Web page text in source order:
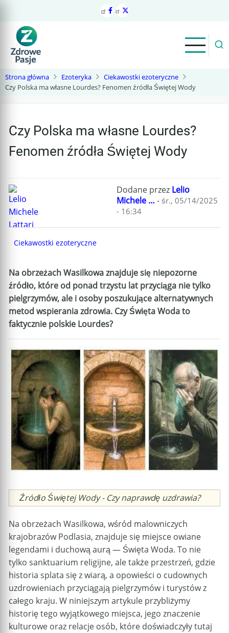
treści
Strona główna Ezoteryka
Ciekawostki ezoteryczne
Czy Polska ma własne Lourdes? Fenomen źródła Świętej Wody
Czy Polska ma własne Lourdes?
Fenomen źródła Świętej Wody
Dodane przez Lelio
Michele … -śr., 05/14/2025
- 16:34
Ciekawostki ezoteryczne
Na obrzeżach Wasilkowa znajduje się niepozorne
źródło, które od ponad trzystu lat przyciąga nie tylko
pielgrzymów, ale i osoby poszukujące alternatywnych
metod wspierania zdrowia. Czy Święta Woda to
faktycznie polskie Lourdes?
Caption
Źródło Świętej Wody - Czy naprawdę uzdrawia?
Na obrzeżach Wasilkowa, wśród malowniczych
krajobrazów Podlasia, znajduje się miejsce owiane
legendami i duchową aurą — Święta Woda. To nie
tylko sanktuarium religijne, ale także przestrzeń, gdzie
historia splata się z wiarą, a opowieści o cudownych
uzdrowieniach przyciągają pielgrzymów i turystów z
całego kraju. W niniejszym artykule przybliżymy
historię tego wyjątkowego miejsca, jego znaczenie
kulturowe oraz relacje osób, które doświadczyły tutaj